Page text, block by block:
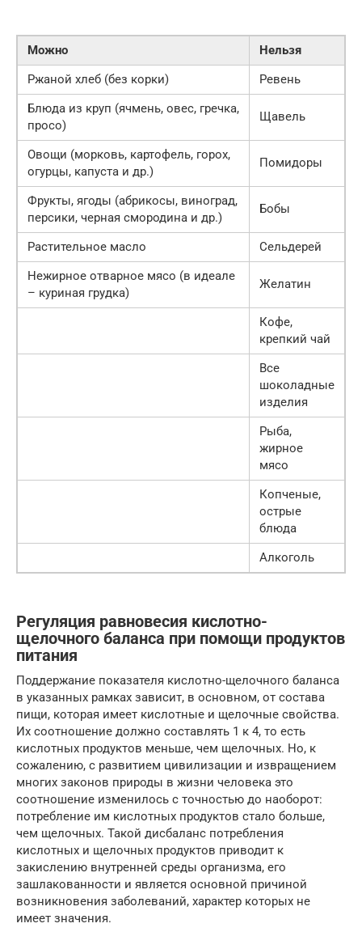
Можно
Нельзя
Ржаной хлеб (без корки)
Ревень
Блюда из круп (ячмень, овес, гречка,
просо)
Щавель
Овощи (морковь, картофель, горох,
огурцы, капуста и др.)
Помидоры
Фрукты, ягоды (абрикосы, виноград,
персики, черная смородина и др.)
Бобы
Растительное масло
Сельдерей
Нежирное отварное мясо (в идеале
– куриная грудка)
Желатин
Кофе,
крепкий чай
Все
шоколадные
изделия
Рыба,
жирное
мясо
Копченые,
острые
блюда
Алкоголь
Регуляция равновесия кислотно-
щелочного баланса при помощи продуктов
питания
Поддержание показателя кислотно-щелочного баланса
в указанных рамках зависит, в основном, от состава
пищи, которая имеет кислотные и щелочные свойства.
Их соотношение должно составлять 1 к 4, то есть
кислотных продуктов меньше, чем щелочных. Но, к
сожалению, с развитием цивилизации и извращением
многих законов природы в жизни человека это
соотношение изменилось с точностью до наоборот:
потребление им кислотных продуктов стало больше,
чем щелочных. Такой дисбаланс потребления
кислотных и щелочных продуктов приводит к
закислению внутренней среды организма, его
зашлакованности и является основной причиной
возникновения заболеваний, характер которых не
имеет значения.